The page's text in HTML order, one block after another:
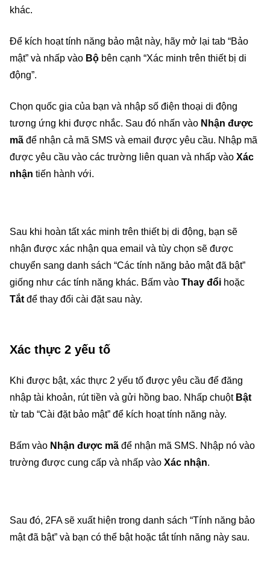
khác.
Để kích hoạt tính năng bảo mật này, hãy mở lại tab “Bảo
mật” và nhấp vào Bộ bên cạnh “Xác minh trên thiết bị di
động”.
Chọn quốc gia của bạn và nhập số điện thoại di động
tương ứng khi được nhắc. Sau đó nhấn vào Nhận được
mã để nhận cả mã SMS và email được yêu cầu. Nhập mã
được yêu cầu vào các trường liên quan và nhấp vào Xác
nhận tiến hành với.
Sau khi hoàn tất xác minh trên thiết bị di động, bạn sẽ
nhận được xác nhận qua email và tùy chọn sẽ được
chuyển sang danh sách “Các tính năng bảo mật đã bật”
giống như các tính năng khác. Bấm vào Thay đổi hoặc
Tắt để thay đổi cài đặt sau này.
Xác thực 2 yếu tố
Khi được bật, xác thực 2 yếu tố được yêu cầu để đăng
nhập tài khoản, rút tiền và gửi hồng bao. Nhấp chuột Bật
từ tab “Cài đặt bảo mật” để kích hoạt tính năng này.
Bấm vào Nhận được mã để nhận mã SMS. Nhập nó vào
trường được cung cấp và nhấp vào Xác nhận.
Sau đó, 2FA sẽ xuất hiện trong danh sách “Tính năng bảo
mật đã bật” và bạn có thể bật hoặc tắt tính năng này sau.